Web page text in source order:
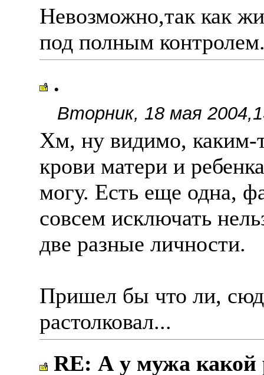
Невозможно,так как
под полным
.
Вторник, 18 мая
Хм, ну видимо, каким-
крови матери и
могу. Есть еще одна,
совсем исключать
две разные личности.
Пришел бы что ли,
растолковал...
RE: А у мужа какой